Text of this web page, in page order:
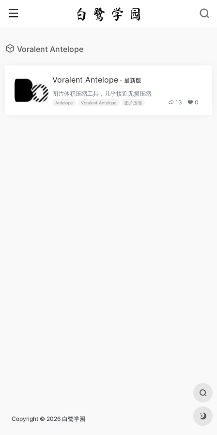
Voralent Antelope
Voralent Antelope - 最新版
图片体积压缩工具，几乎接近无损压缩
Antelope Voralent Antelope 图片压缩 13 0
Copyright © 2026 白鹭学园